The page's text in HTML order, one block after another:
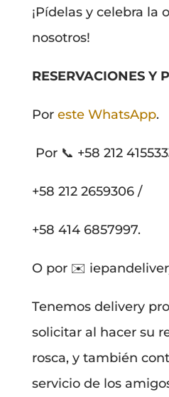
¡Pídelas y celebra la
nosotros!
RESERVACIONES Y
Por este WhatsApp.
Por 📞 +58 212
+58 212 2659306 /
+58 414 6857997.
O por ✉️
Tenemos delivery
solicitar al hacer su
rosca, y también
servicio de los